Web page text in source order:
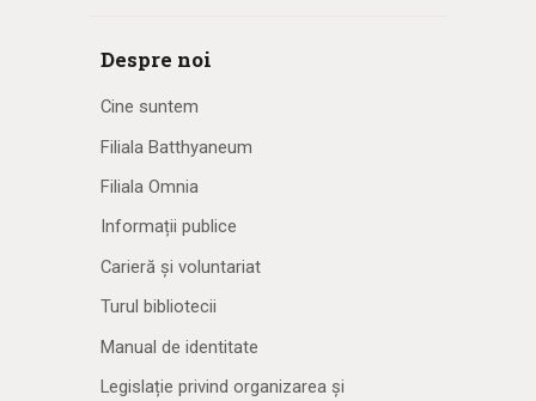
Despre noi
Cine suntem
Filiala Batthyaneum
Filiala Omnia
Informații publice
Carieră și voluntariat
Turul bibliotecii
Manual de identitate
Legislație privind organizarea și